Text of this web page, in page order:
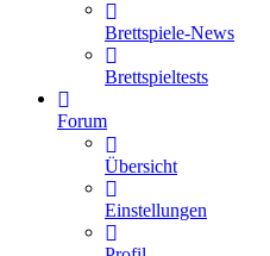
Brettspiele-News
Brettspieltests
Forum
Übersicht
Einstellungen